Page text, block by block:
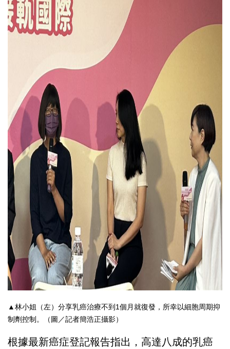
▲林小姐（左）分享乳癌治療不到1個月就復發，所幸以細胞周期抑
制劑控制。（圖／記者簡浩正攝影）
根據最新癌症登記報告指出， 高達八成的乳癌